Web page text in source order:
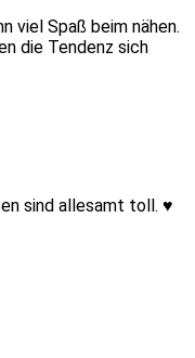
viel Spaß beim nähen.
die Tendenz sich
sind allesamt toll. ♥